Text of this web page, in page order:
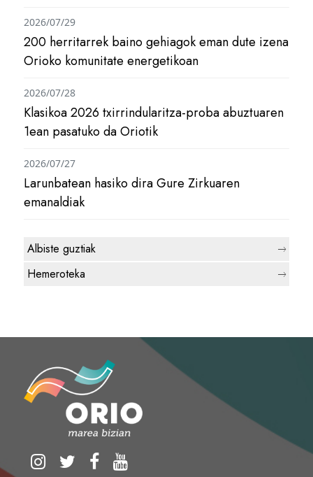
200 herritarrek baino gehiagok eman dute izena
Orioko komunitate energetikoan
2026/07/29
Klasikoa 2026 txirrindularitza-proba abuztuaren
1ean pasatuko da Oriotik
2026/07/28
Larunbatean hasiko dira Gure Zirkuaren
emanaldiak
2026/07/27
Albiste guztiak
Hemeroteka